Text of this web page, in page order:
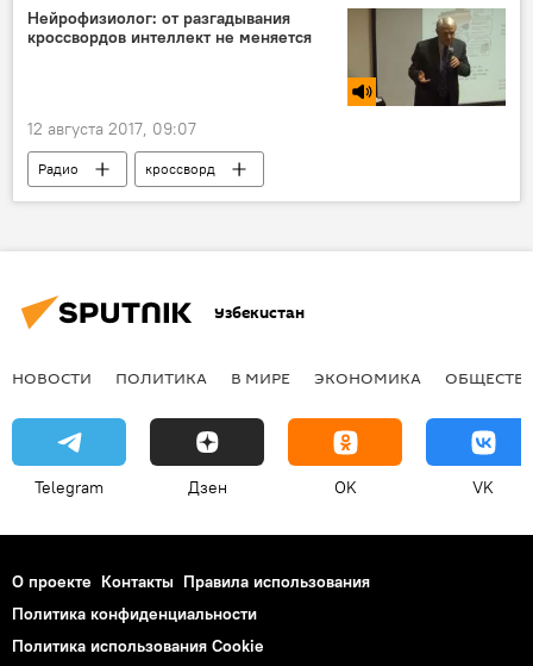
мусульмане
Нейрофизиолог: от разгадывания
кроссвордов интеллект не меняется
12 августа 2017, 09:07
Радио кроссворд
Узбекистан
НОВОСТИ ПОЛИТИКА В МИРЕ ЭКОНОМИКА
Telegram Дзен OK VK
О проекте Контакты Правила использования
Политика конфиденциальности
Политика использования Cookie